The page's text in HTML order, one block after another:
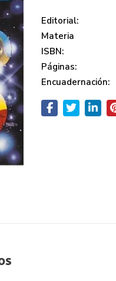
Editorial:
Materia
ISBN:
Páginas:
Encuadernación: